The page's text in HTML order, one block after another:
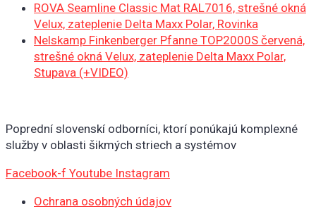
ROVA Seamline Classic Mat RAL7016, strešné okná
Velux, zateplenie Delta Maxx Polar, Rovinka
Nelskamp Finkenberger Pfanne TOP2000S červená,
strešné okná Velux, zateplenie Delta Maxx Polar,
Stupava (+VIDEO)
Poprední slovenskí odborníci, ktorí ponúkajú komplexné
služby v oblasti šikmých striech a systémov
Facebook-f Youtube Instagram
Ochrana osobných údajov